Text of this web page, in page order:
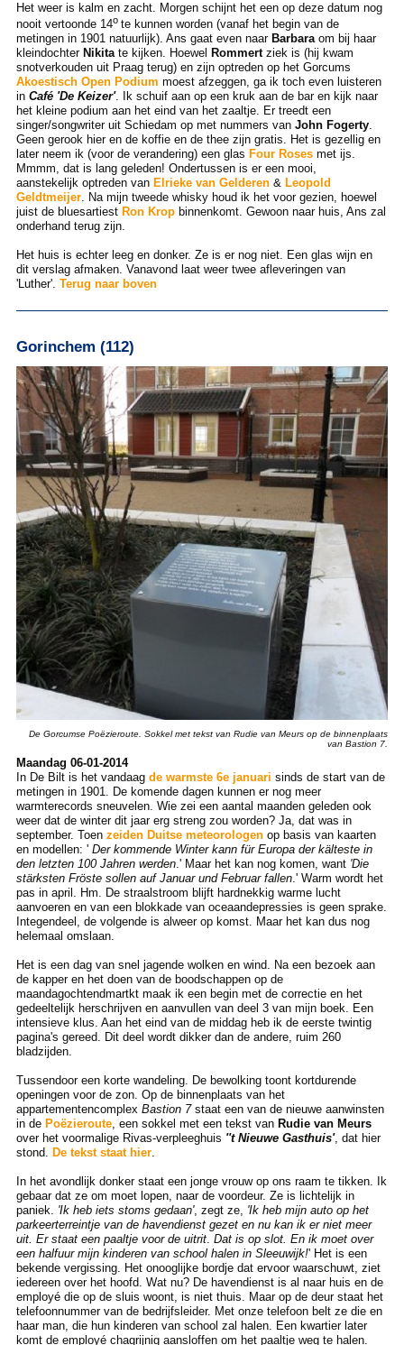
Het weer is kalm en zacht. Morgen schijnt het een op deze datum nog
nooit vertoonde 14o te kunnen worden (vanaf het begin van de
metingen in 1901 natuurlijk). Ans gaat even naar Barbaraom bij haar
kleindochterNikitate kijken. Hoewel Rommertziek is (hij kwam
snotverkouden uit Praag terug) en zijn optreden op het Gorcums
Akoestisch Open Podium moest afzeggen, ga ik toch even luisteren
in Café 'De Keizer'. Ik schuif aan op een kruk aan de bar en kijk naar
het kleine podium aan het eind van het zaaltje. Er treedt een
singer/songwriter uit Schiedam op met nummers van John Fogerty.
Geen gerook hier en de koffie en de thee zijn gratis. Het is gezellig en
later neem ik (voor de verandering) een glas Four Rosesmet ijs.
Mmmm, dat is lang geleden! Ondertussen is er een mooi,
aanstekelijk optreden van Elrieke van Gelderen& Leopold
Geldtmeijer. Na mijn tweede whisky houd ik het voor gezien, hoewel
juist de bluesartiest Ron Kropbinnenkomt. Gewoon naar huis, Ans zal
onderhand terug zijn.
Het huis is echter leeg en donker. Ze is er nog niet. Een glas wijn en
dit verslag afmaken. Vanavond laat weer twee afleveringen van
'Luther'. Terug naar boven
Gorinchem (112)
De Gorcumse Poëzieroute. Sokkel met tekst van Rudie van Meurs op de binnenplaats
van Bastion 7.
Maandag 06-01-2014
In De Bilt is het vandaag de warmste 6e januari sinds de start van de
metingen in 1901. De komende dagen kunnen er nog meer
warmterecords sneuvelen. Wie zei een aantal maanden geleden ook
weer dat de winter dit jaar erg streng zou worden? Ja, dat was in
september. Toen zeiden Duitse meteorologenop basis van kaarten
en modellen: ' Der kommende Winter kann für Europa der kälteste in
den letzten 100 Jahren werden.' Maar het kan nog komen, want 'Die
stärksten Fröste sollen auf Januar und Februar fallen.' Warm wordt het
pas in april. Hm. De straalstroom blijft hardnekkig warme lucht
aanvoeren en van een blokkade van oceaandepressies is geen sprake.
Integendeel, de volgende is alweer op komst. Maar het kan dus nog
helemaal omslaan.
Het is een dag van snel jagende wolken en wind. Na een bezoek aan
de kapper en het doen van de boodschappen op de
maandagochtendmartkt maak ik een begin met de correctie en het
gedeeltelijk herschrijven en aanvullen van deel 3 van mijn boek. Een
intensieve klus. Aan het eind van de middag heb ik de eerste twintig
pagina's gereed. Dit deel wordt dikker dan de andere, ruim 260
bladzijden.
Tussendoor een korte wandeling. De bewolking toont kortdurende
openingen voor de zon. Op de binnenplaats van het
appartementencomplex Bastion 7staat een van de nieuwe aanwinsten
in dePoëzieroute, een sokkel met een tekst van Rudie van Meurs
over het voormalige Rivas-verpleeghuis ''t Nieuwe Gasthuis', dat hier
stond. De tekst staat hier.
In het avondlijk donker staat een jonge vrouw op ons raam te tikken. Ik
gebaar dat ze om moet lopen, naar de voordeur. Ze is lichtelijk in
paniek. 'Ik heb iets stoms gedaan', zegt ze, 'Ik heb mijn auto op het
parkeerterreintje van de havendienst gezet en nu kan ik er niet meer
uit. Er staat een paaltje voor de uitrit. Dat is op slot. En ik moet over
een halfuur mijn kinderen van school halen in Sleeuwijk!' Het is een
bekende vergissing. Het onooglijke bordje dat ervoor waarschuwt, ziet
iedereen over het hoofd. Wat nu? De havendienst is al naar huis en de
employé die op de sluis woont, is niet thuis. Maar op de deur staat het
telefoonnummer van de bedrijfsleider. Met onze telefoon belt ze die en
haar man, die hun kinderen van school zal halen. Een kwartier later
komt de employé chagrijnig aansloffen om het paaltje weg te halen.